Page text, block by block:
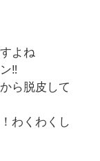
よね
‼️
ら脱皮して
わくわくし